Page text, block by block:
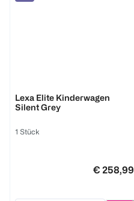
Lexa Elite Kinderwagen
Silent Grey
1 Stück
€ 258,99